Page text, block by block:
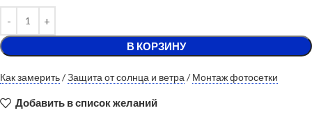
В КОРЗИНУ
Как замерить/Защита от солнца и ветра /Монтаж фотосетки
Добавить в список желаний